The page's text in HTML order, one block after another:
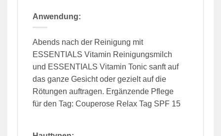
Anwendung:
Abends nach der Reinigung mit
ESSENTIALS Vitamin Reinigungsmilch
und ESSENTIALS Vitamin Tonic sanft auf
das ganze Gesicht oder gezielt auf die
Rötungen auftragen. Ergänzende Pflege
für den Tag: Couperose Relax Tag SPF 15